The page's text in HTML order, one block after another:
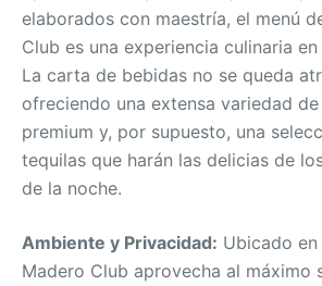
elaborados con maestría, el menú
Club es una experiencia culinaria en
La carta de bebidas no se queda
ofreciendo una extensa variedad
premium y, por supuesto, una
tequilas que harán las delicias de
de la noche.
Ambiente y Privacidad: Ubicado
Madero Club aprovecha al máximo